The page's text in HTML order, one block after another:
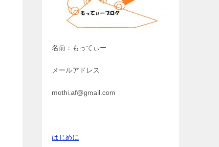
名前：もってぃー
メールアドレス
mothi.af@gmail.com
はじめに